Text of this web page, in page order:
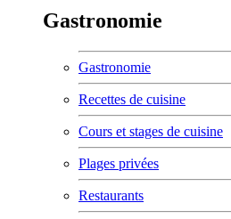
Gastronomie
Gastronomie
Recettes de cuisine
Cours et stages de cuisine
Plages privées
Restaurants